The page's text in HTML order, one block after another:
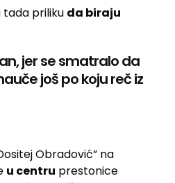
tada priliku da biraju
jer se smatralo da
još po koju reč iz
Obradović” na
u centru prestonice